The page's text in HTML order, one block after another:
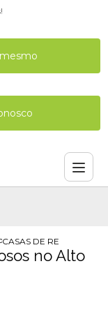
EM SP
CASAS DE REPOUSOS
no Alto